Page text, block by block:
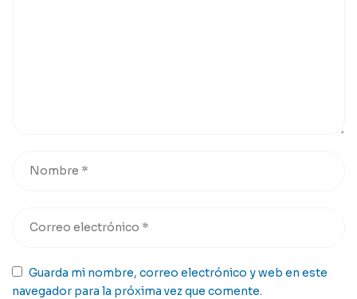
Guarda mi nombre, correo electrónico y web en este
navegador para la próxima vez que comente.